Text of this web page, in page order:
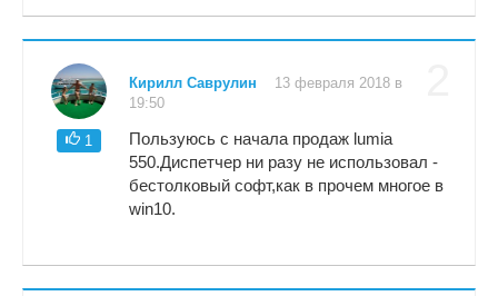
1
Кирилл Саврулин
13 февраля 2018 в
19:50
Пользуюсь с начала продаж lumia
550.Диспетчер ни разу не использовал -
бестолковый софт,как в прочем многое в
win10.